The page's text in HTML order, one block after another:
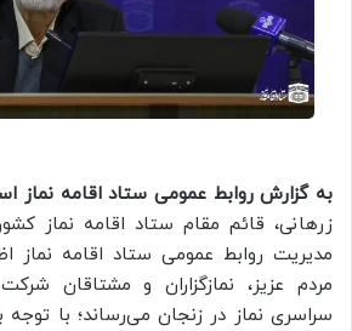
به گزارش روابط عمومی ستاد اقامه نماز
زرهانی، قائم مقام ستاد اقامه نماز
مدیریت روابط عمومی ستاد اقامه نماز
مردم عزیز، نمازگزاران و مشتاقان
سراسری نماز در زنجان می‌رساند؛ با